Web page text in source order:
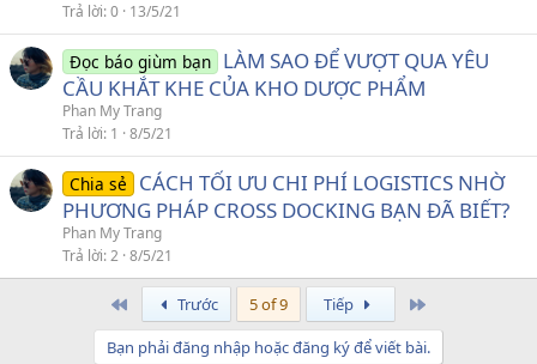
Trả lời 0 13/5/21
Đọc báo giùm bạn LÀM SAO ĐỂ VƯỢT QUA YÊU
CẦU KHẮT KHE CỦA KHO DƯỢC PHẨM
Phan My Trang
Trả lời 1 8/5/21
Chia sẻ
CÁCH TỐI ƯU CHI PHÍ LOGISTICS NHỜ
PHƯƠNG PHÁP CROSS DOCKING BẠN ĐÃ BIẾT?
Phan My Trang
Trả lời 2 8/5/21
Trước 5 of 9 Tiếp
Bạn phải đăng nhập hoặc đăng ký để viết bài.